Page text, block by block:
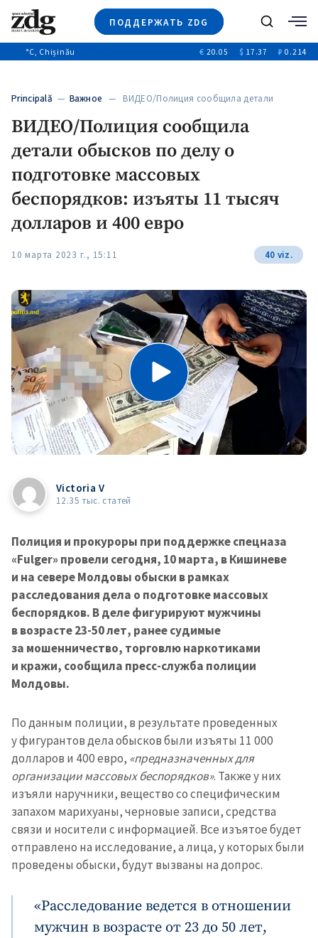
ПОДДЕРЖАТЬ ZDG
Новости
Расследования
Общество
+312
Поиск
°C, Chișinău € 20.05 $ 17.37 ₽ 0.214
Principală — Важное — ВИДЕО/Полиция сообщила детали
ВИДЕО/Полиция сообщила
детали обысков по делу о
подготовке массовых
беспорядков: изъяты 11 тысяч
долларов и 400 евро
10 марта 2023 г., 15:11 40 viz.
Victoria V
12.35 тыс. статей
Полиция и прокуроры при поддержке спецназа
«Fulger» провели сегодня, 10 марта, в Кишиневе
и на севере Молдовы обыски в рамках
расследования дела о подготовке массовых
беспорядков. В деле фигурируют мужчины
в возрасте 23-50 лет, ранее судимые
за мошенничество, торговлю наркотиками
и кражи, сообщила пресс-служба полиции
Молдовы.
По данным полиции, в результате проведенных
у фигурантов дела обысков были изъяты 11 000
долларов и 400 евро, «предназначенных для
организации массовых беспорядков». Также у них
изъяли наручники, вещество со специфическим
запахом марихуаны, черновые записи, средства
связи и носители с информацией. Все изъятое будет
отправлено на исследование, а лица, у которых были
проведены обыски, будут вызваны на допрос.
«Расследование ведется в отношении
мужчин в возрасте от 23 до 50 лет,